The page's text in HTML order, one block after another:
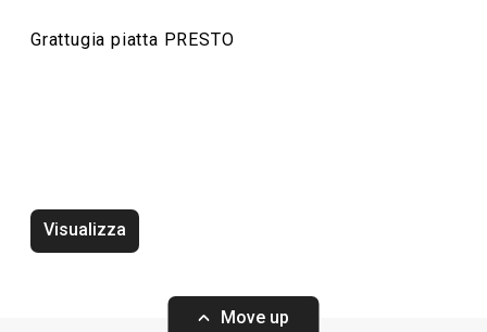
Grattugia piatta PRESTO
Visualizza
Move up